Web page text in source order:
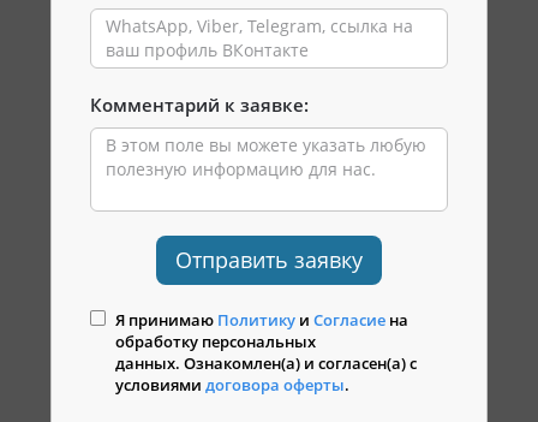
Комментарий к заявке:
Отправить заявку
Я принимаю Политику иСогласие на
обработку персональных
данных. Ознакомлен(а) и согласен(а) с
условиямидоговора оферты.